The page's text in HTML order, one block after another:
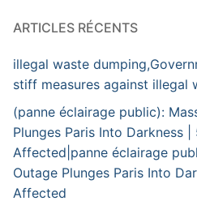
ARTICLES RÉCENTS
illegal waste
stiff measures against illegal
(panne éclairage public):
Plunges Paris Into Darkness
Affected|panne éclairage
Outage Plunges Paris Into
Affected